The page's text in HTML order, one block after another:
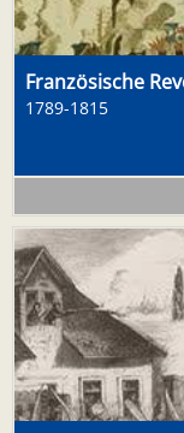
Französische
1789-1815